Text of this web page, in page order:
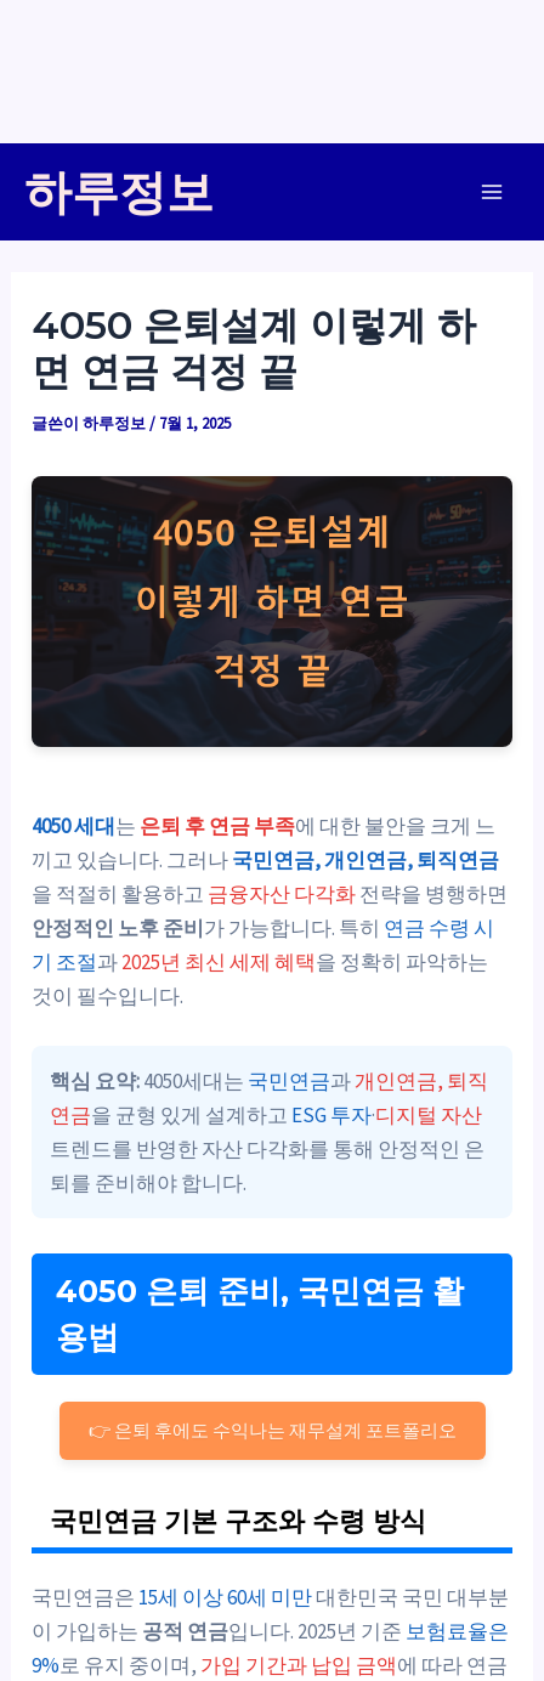
하루정보
4050 은퇴설계 이렇게 하
면 연금 걱정 끝
글쓴이하루정보/ 7월 1, 2025
4050 세대는 은퇴 후 연금 부족에 대한 불안을 크게 느
끼고 있습니다. 그러나국민연금, 개인연금, 퇴직연금
을 적절히 활용하고 금융자산 다각화전략을 병행하면
안정적인 노후 준비가 가능합니다. 특히 연금 수령 시
기 조절과2025년 최신 세제 혜택을 정확히 파악하는
것이 필수입니다.
핵심 요약:4050세대는 국민연금과개인연금, 퇴직
연금을 균형 있게 설계하고 ESG 투자·디지털 자산
트렌드를 반영한 자산 다각화를 통해 안정적인 은
퇴를 준비해야 합니다.
4050 은퇴 준비, 국민연금 활
용법
👉 은퇴 후에도 수익나는 재무설계 포트폴리오
국민연금 기본 구조와 수령 방식
국민연금은 15세 이상 60세 미만대한민국 국민 대부분
이 가입하는 공적 연금입니다. 2025년 기준 보험료율은
9%로 유지 중이며, 가입 기간과 납입 금액에 따라 연금